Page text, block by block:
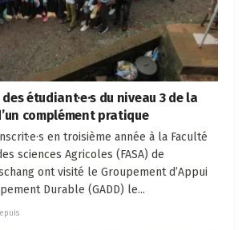
des étudiant·e·s du niveau 3 de la
complément pratique
en troisième année à la Faculté
sciences Agricoles (FASA) de
ont visité le Groupement d’Appui
Durable (GADD) le...